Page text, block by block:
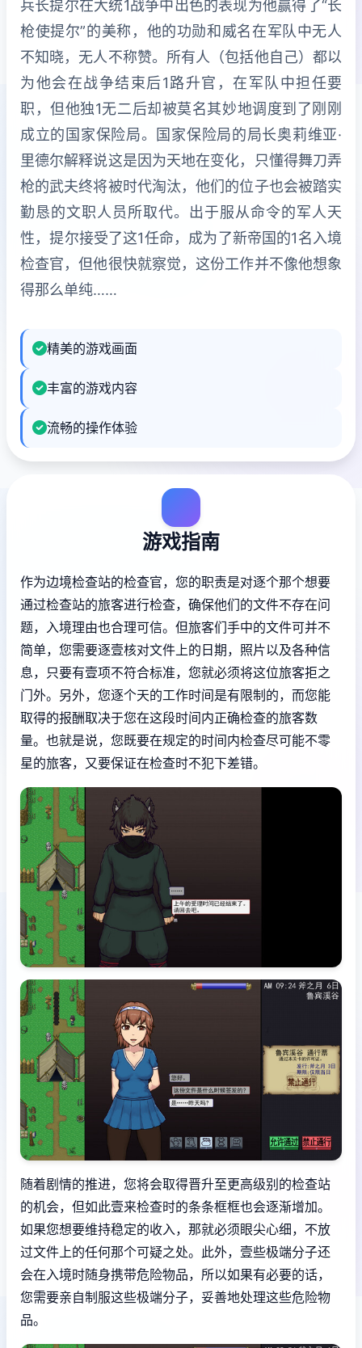
兵长提尔在大统1战争中出色的表现为他赢得了“长
枪使提尔”的美称，他的功勋和威名在军队中无人
不知晓，无人不称赞。所有人（包括他自己）都以
为他会在战争结束后1路升官，在军队中担任要
职，但他独1无二后却被莫名其妙地调度到了刚刚
成立的国家保险局。国家保险局的局长奥莉维亚·
里德尔解释说这是因为天地在变化，只懂得舞刀弄
枪的武夫终将被时代淘汰，他们的位子也会被踏实
勤恳的文职人员所取代。出于服从命令的军人天
性，提尔接受了这1任命，成为了新帝国的1名入境
检查官，但他很快就察觉，这份工作并不像他想象
得那么单纯……
精美的游戏画面
丰富的游戏内容
流畅的操作体验
游戏指南
作为边境检查站的检查官，您的职责是对逐个那个想要
通过检查站的旅客进行检查，确保他们的文件不存在问
题，入境理由也合理可信。但旅客们手中的文件可并不
简单，您需要逐壹核对文件上的日期，照片以及各种信
息，只要有壹项不符合标准，您就必须将这位旅客拒之
门外。另外，您逐个天的工作时间是有限制的，而您能
取得的报酬取决于您在这段时间内正确检查的旅客数
量。也就是说，您既要在规定的时间内检查尽可能不零
星的旅客，又要保证在检查时不犯下差错。
随着剧情的推进，您将会取得晋升至更高级别的检查站
的机会，但如此壹来检查时的条条框框也会逐渐增加。
如果您想要维持稳定的收入，那就必须眼尖心细，不放
过文件上的任何那个可疑之处。此外，壹些极端分子还
会在入境时随身携带危险物品，所以如果有必要的话，
您需要亲自制服这些极端分子，妥善地处理这些危险物
品。